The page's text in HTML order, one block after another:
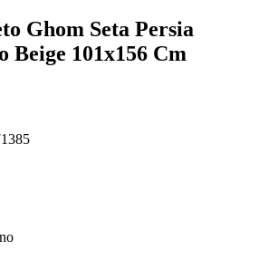
Ghom Seta Persia
Beige 101x156 Cm